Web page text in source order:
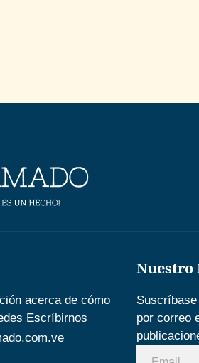
acerca de cómo
Escríbirnos
Nuestro
por correo